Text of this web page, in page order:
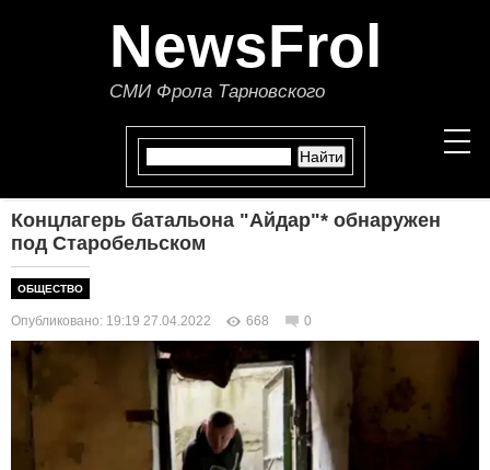
NewsFrol
СМИ Фрола Тарновского
НОВОСТИ
ПОЛИТИКА
ЭКОНОМИКА
В МИРЕ
Концлагерь батальона "Айдар"* обнаружен
под Старобельском
ОБЩЕСТВО
Опубликовано: 19:19 27.04.2022 668 0